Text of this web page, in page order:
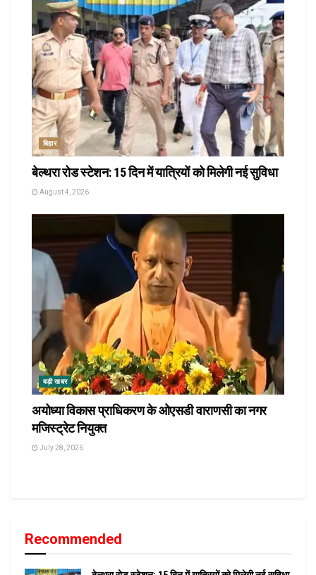
बिहार
बेल्थरा रोड स्टेशन: 15 दिन में यात्रियों को मिलेगी नई सुविधा
August 4, 2026
बड़ी खबर
अयोध्या विकास प्राधिकरण के ओएसडी वाराणसी का नगर
मजिस्ट्रेट नियुक्त
July 28, 2026
Recommended